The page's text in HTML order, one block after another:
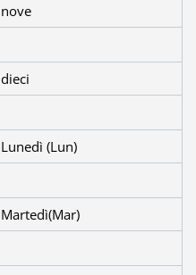
nove
dieci
Lunedì (Lun)
Martedì(Mar)